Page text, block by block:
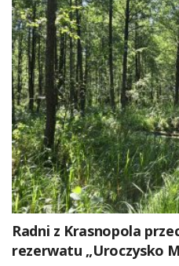
Radni z Krasnopola
rezerwatu „Uroczysko